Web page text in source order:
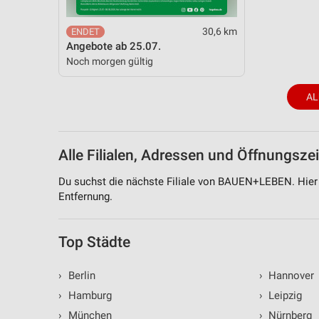
30,6 km
Angebote ab 25.07.
Noch morgen gültig
Alle Filialen, Adressen und
Du suchst die nächste Filiale von BAUEN+LEBEN.
Entfernung.
Top Städte
›
Berlin
›
Hamburg
›
München
› Hannover
› Leipzig
› Nürnberg